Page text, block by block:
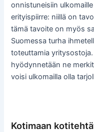
onnistuneisiin
erityispiirre: niillä on
tämä tavoite on myös
Suomessa turha
toteuttamia yritysostoja.
hyödynnetään ne
voisi ulkomailla olla
Kotimaan